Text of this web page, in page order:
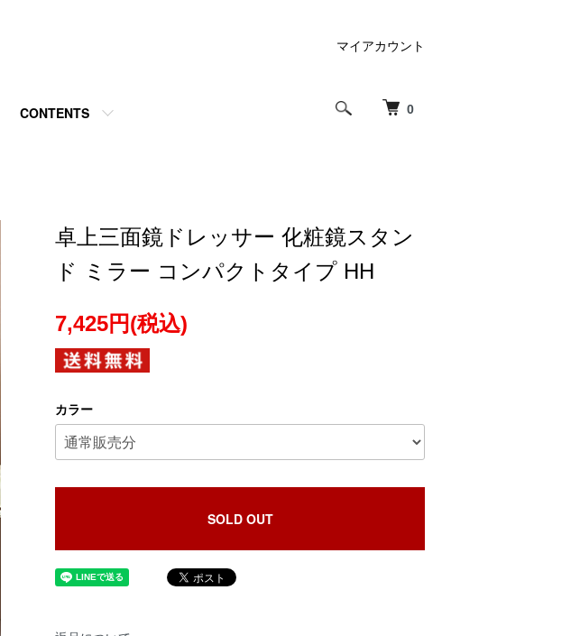
0
CONTENTS
マイアカウント
卓上三面鏡ドレッサー 化粧鏡スタン
ド ミラー コンパクトタイプ HH
7,425円(税込)
カラー
SOLD OUT